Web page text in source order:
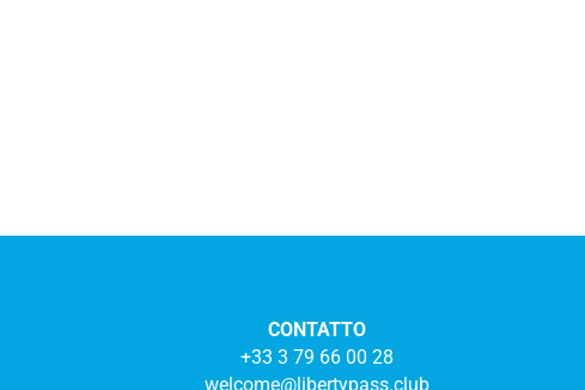
CONTATTO
+33 3 79 66 00 28
welcome@libertypass.club